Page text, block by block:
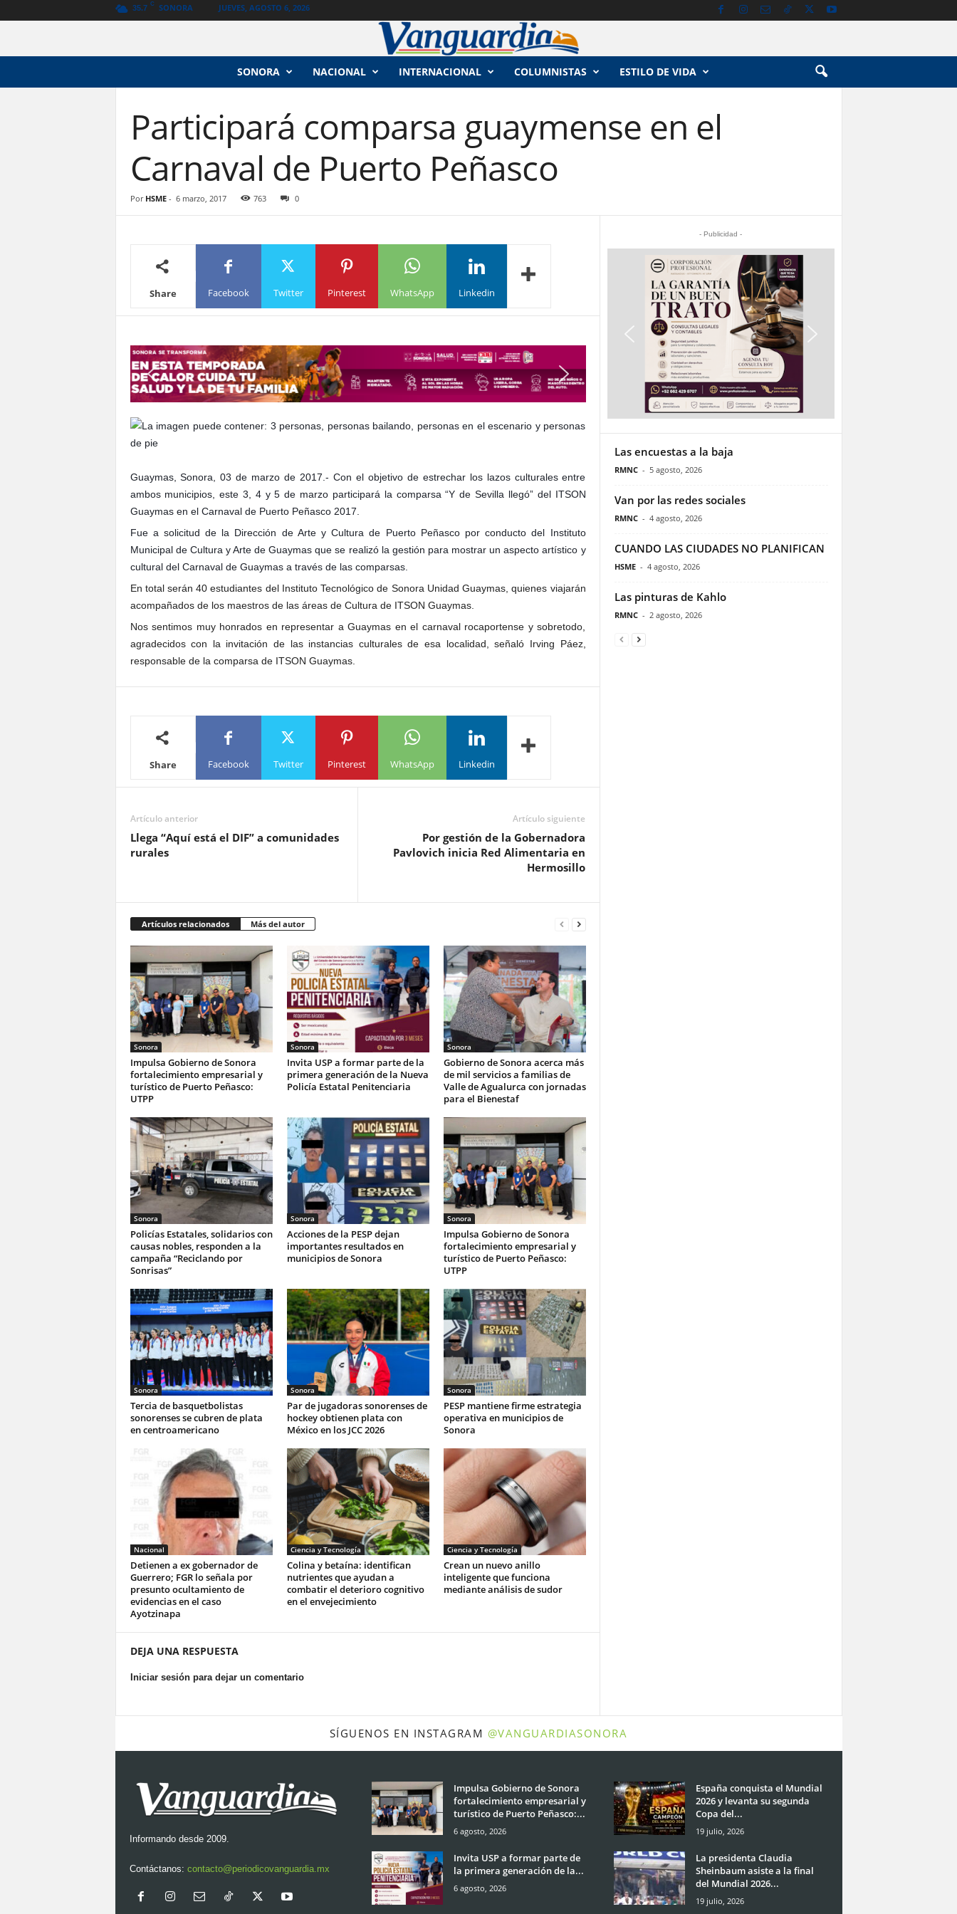
35.7 C SONORA JUEVES, AGOSTO 6, 2026
SONORA NACIONAL INTERNACIONAL COLUMNISTAS ESTILO DE VIDA
Participará comparsa guaymense en el
Carnaval de Puerto Peñasco
Por HSME- 6 marzo, 2017 763 0
Share Facebook Twitter Pinterest WhatsApp Linkedin
Guaymas, Sonora, 03 de marzo de 2017.- Con el objetivo de estrechar los lazos culturales entre
ambos municipios, este 3, 4 y 5 de marzo participará la comparsa “Y de Sevilla llegó” del ITSON
Guaymas en el Carnaval de Puerto Peñasco 2017.
Fue a solicitud de la Dirección de Arte y Cultura de Puerto Peñasco por conducto del Instituto
Municipal de Cultura y Arte de Guaymas que se realizó la gestión para mostrar un aspecto artístico y
cultural del Carnaval de Guaymas a través de las comparsas.
En total serán 40 estudiantes del Instituto Tecnológico de Sonora Unidad Guaymas, quienes viajarán
acompañados de los maestros de las áreas de Cultura de ITSON Guaymas.
Nos sentimos muy honrados en representar a Guaymas en el carnaval rocaportense y sobretodo,
agradecidos con la invitación de las instancias culturales de esa localidad, señaló Irving Páez,
responsable de la comparsa de ITSON Guaymas.
Share Facebook Twitter Pinterest WhatsApp Linkedin
Artículo anterior
Llega “Aquí está el DIF” a comunidades
rurales
Artículo siguiente
Por gestión de la Gobernadora
Pavlovich inicia Red Alimentaria en
Hermosillo
Artículos relacionados Más del autor
Sonora
Impulsa Gobierno de Sonora
fortalecimiento empresarial y
turístico de Puerto Peñasco:
UTPP
Sonora
Invita USP a formar parte de la
primera generación de la Nueva
Policía Estatal Penitenciaria
Sonora
Gobierno de Sonora acerca más
de mil servicios a familias de
Valle de Agualurca con jornadas
para el Bienestaf
Sonora
Policías Estatales, solidarios con
causas nobles, responden a la
campaña “Reciclando por
Sonrisas”
Sonora
Acciones de la PESP dejan
importantes resultados en
municipios de Sonora
Sonora
Impulsa Gobierno de Sonora
fortalecimiento empresarial y
turístico de Puerto Peñasco:
UTPP
Sonora
Tercia de basquetbolistas
sonorenses se cubren de plata
en centroamericano
Sonora
Par de jugadoras sonorenses de
hockey obtienen plata con
México en los JCC 2026
Sonora
PESP mantiene firme estrategia
operativa en municipios de
Sonora
Nacional
Detienen a ex gobernador de
Guerrero; FGR lo señala por
presunto ocultamiento de
evidencias en el caso
Ayotzinapa
Ciencia y Tecnología
Colina y betaína: identifican
nutrientes que ayudan a
combatir el deterioro cognitivo
en el envejecimiento
Ciencia y Tecnología
Crean un nuevo anillo
inteligente que funciona
mediante análisis de sudor
DEJA UNA RESPUESTA
Iniciar sesión para dejar un comentario
- Publicidad -
Las encuestas a la baja
RMNC - 5 agosto, 2026
Van por las redes sociales
RMNC - 4 agosto, 2026
CUANDO LAS CIUDADES NO PLANIFICAN
HSME - 4 agosto, 2026
Las pinturas de Kahlo
RMNC - 2 agosto, 2026
SÍGUENOS EN INSTAGRAM @VANGUARDIASONORA
Informando desde 2009.
Contáctanos: contacto@periodicovanguardia.mx
Impulsa Gobierno de Sonora
fortalecimiento empresarial y
turístico de Puerto Peñasco:...
6 agosto, 2026
Invita USP a formar parte de
la primera generación de la...
6 agosto, 2026
España conquista el Mundial
2026 y levanta su segunda
Copa del...
19 julio, 2026
La presidenta Claudia
Sheinbaum asiste a la final
del Mundial 2026...
19 julio, 2026